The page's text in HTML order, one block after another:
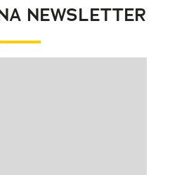
NEWSLETTER